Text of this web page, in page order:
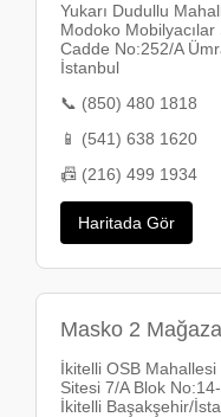
Yukarı Dudullu
Modoko Mobilyacılar
Cadde No:252/A
İstanbul
📞 (850) 480 1818
📱 (541) 638 1620
📠 (216) 499 1934
Haritada Gör
Masko 2 Mağaza
İkitelli OSB
Sitesi 7/A Blok
İkitelli Başakşehir/